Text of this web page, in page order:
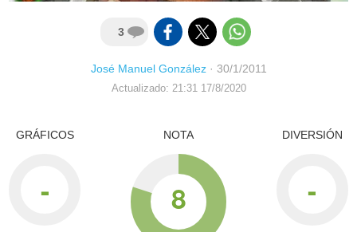
3
José Manuel González· 30/1/2011
Actualizado: 21:31 17/8/2020
GRÁFICOS
-
NOTA
8
DIVERSIÓN
-